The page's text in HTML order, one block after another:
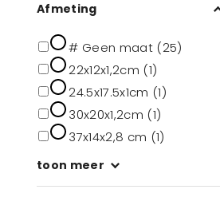
Afmeting
# Geen maat (25)
22x12x1,2cm (1)
24.5x17.5x1cm (1)
30x20x1,2cm (1)
37x14x2,8 cm (1)
toon meer